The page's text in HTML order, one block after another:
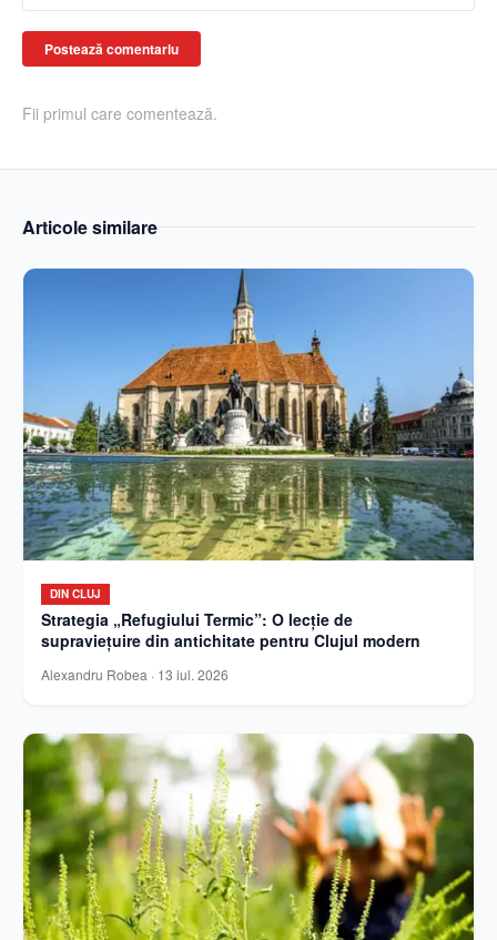
Postează comentariu
Fii primul care comentează.
Articole similare
DIN CLUJ
Strategia „Refugiului Termic”: O lecție de
supraviețuire din antichitate pentru Clujul modern
Alexandru Robea · 13 iul. 2026